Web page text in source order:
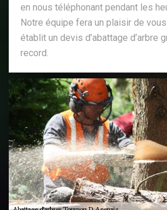
en nous téléphonant pendant les
Notre équipe fera un plaisir de
établit un devis d’abattage d’arbre
record.